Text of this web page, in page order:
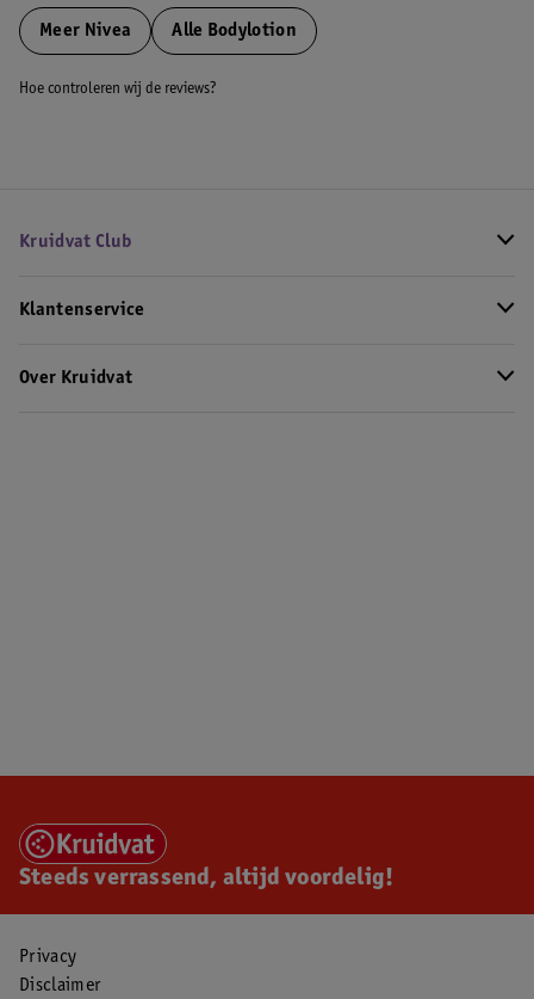
Meer Nivea Alle Bodylotion
Hoe controleren wij de reviews?
Kruidvat Club
Klantenservice
Over Kruidvat
Steeds verrassend, altijd voordelig!
Privacy
Disclaimer